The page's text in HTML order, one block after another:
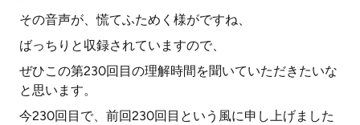
その音声が、慌てふためく様がですね、
ばっちりと収録されていますので、
ぜひこの第230回目の理解時間を聞いていただきたいな
と思います。
今230回目で、前回230回目という風に申し上げました